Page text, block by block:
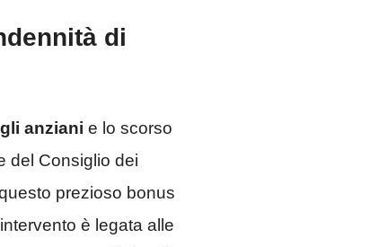
di
anziani e lo scorso
del Consiglio dei
prezioso bonus
è legata alle